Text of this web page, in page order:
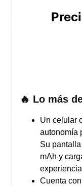
🔥 Lo más
Un celular
autonomía
Su
mAh y
Cuenta